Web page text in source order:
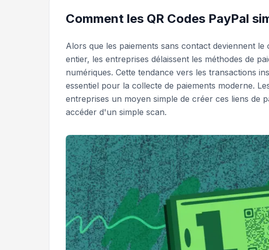
Comment les QR Codes PayPal
Alors que les paiements sans contact deviennent
entier, les entreprises délaissent les méthodes de
numériques. Cette tendance vers les transactions
essentiel pour la collecte de paiements moderne.
entreprises un moyen simple de créer ces liens de
accéder d'un simple scan.